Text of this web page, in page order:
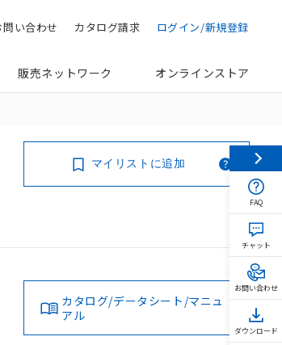
ログイン/新規登録
カタログ請求
問い合わせ
販売ネットワーク オンラインストア
マイリストに追加
カタログ/データシート/マニュ
アル
FAQ
チャット
お問い合わせ
ダウンロード